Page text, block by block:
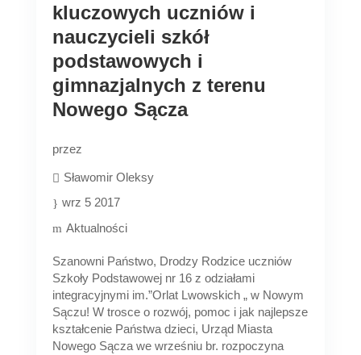
kluczowych uczniów i
nauczycieli szkół
podstawowych i
gimnazjalnych z terenu
Nowego Sącza
przez
Sławomir Oleksy
wrz 5 2017
Aktualności
Szanowni Państwo, Drodzy Rodzice uczniów
Szkoły Podstawowej nr 16 z odziałami
integracyjnymi im.”Orlat Lwowskich „ w Nowym
Sączu! W trosce o rozwój, pomoc i jak najlepsze
kształcenie Państwa dzieci, Urząd Miasta
Nowego Sącza we wrześniu br. rozpoczyna